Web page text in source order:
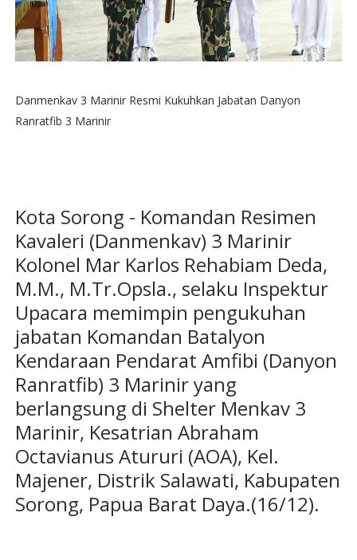
Danmenkav 3 Marinir Resmi Kukuhkan Jabatan Danyon
Ranratfib 3 Marinir
Kota Sorong - Komandan Resimen
Kavaleri (Danmenkav) 3 Marinir
Kolonel Mar Karlos Rehabiam Deda,
M.M., M.Tr.Opsla., selaku Inspektur
Upacara memimpin pengukuhan
jabatan Komandan Batalyon
Kendaraan Pendarat Amfibi (Danyon
Ranratfib) 3 Marinir yang
berlangsung di Shelter Menkav 3
Marinir, Kesatrian Abraham
Octavianus Atururi (AOA), Kel.
Majener, Distrik Salawati, Kabupaten
Sorong, Papua Barat Daya.(16/12).